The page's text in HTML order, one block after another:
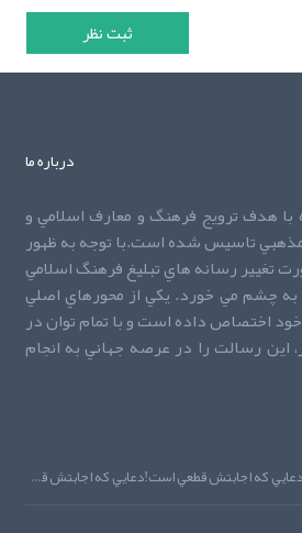
درباره ما
با هدف ترويج فرهنگ و معارف اسلامي و
تاسيس شده است.با توجه به ظهور
تغيير رسانه هاي تبليغ فرهنگ اسلامي
به چشم مي خورد. يکي از محورهاي اصلي
خود اختصاص داده است و با تمام توان در
اين رسالت را در عرصه جهاني به انجام
دعايي که اجابتش قطعي است!دعايي که اجابتش قطعي است!دعايي که اجابتش قطعي است!